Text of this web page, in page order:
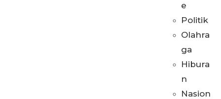
e
Politik
Olahra
ga
Hibura
n
Nasion